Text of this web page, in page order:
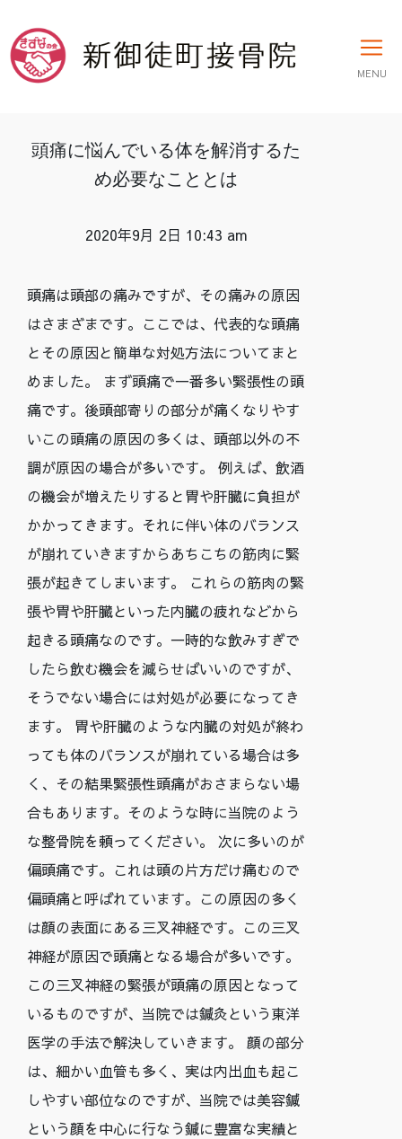
MENU
頭痛に悩んでいる体を解消するた
め必要なこととは
2020年9月 2日 10:43 am
頭痛は頭部の痛みですが、その痛みの原因
はさまざまです。ここでは、代表的な頭痛
とその原因と簡単な対処方法についてまと
めました。 まず頭痛で一番多い緊張性の頭
痛です。後頭部寄りの部分が痛くなりやす
いこの頭痛の原因の多くは、頭部以外の不
調が原因の場合が多いです。 例えば、飲酒
の機会が増えたりすると胃や肝臓に負担が
かかってきます。それに伴い体のバランス
が崩れていきますからあちこちの筋肉に緊
張が起きてしまいます。 これらの筋肉の緊
張や胃や肝臓といった内臓の疲れなどから
起きる頭痛なのです。一時的な飲みすぎで
したら飲む機会を減らせばいいのですが、
そうでない場合には対処が必要になってき
ます。 胃や肝臓のような内臓の対処が終わ
っても体のバランスが崩れている場合は多
く、その結果緊張性頭痛がおさまらない場
合もあります。そのような時に当院のよう
な整骨院を頼ってください。 次に多いのが
偏頭痛です。これは頭の片方だけ痛むので
偏頭痛と呼ばれています。この原因の多く
は顔の表面にある三叉神経です。この三叉
神経が原因で頭痛となる場合が多いです。
この三叉神経の緊張が頭痛の原因となって
いるものですが、当院では鍼灸という東洋
医学の手法で解決していきます。 顔の部分
は、細かい血管も多く、実は内出血も起こ
しやすい部位なのですが、当院では美容鍼
という顔を中心に行なう鍼に豊富な実績と